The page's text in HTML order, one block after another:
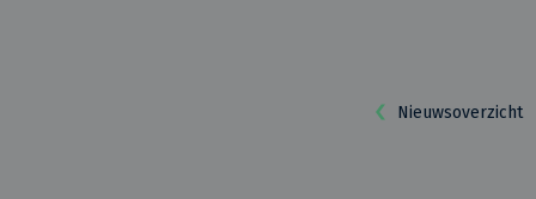
Nieuwsoverzicht